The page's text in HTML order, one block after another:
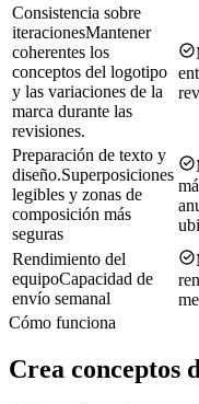
Consistencia sobre
iteracionesMantener
coherentes los
conceptos del logotipo
y las variaciones de la
marca durante las
revisiones.
Preparación de texto y
diseño.Superposiciones
legibles y zonas de
composición más
seguras
Rendimiento del
equipoCapacidad de
envío semanal
Cómo funciona
Crea conceptos